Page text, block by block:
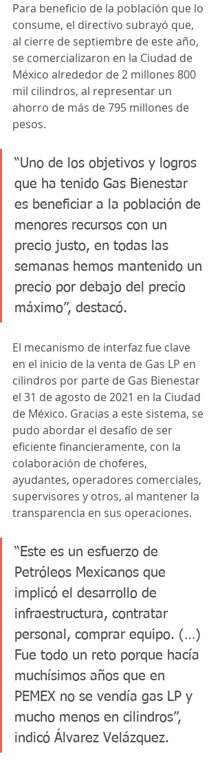
Para beneficio de la población que lo
consume, el directivo subrayó que,
al cierre de septiembre de este año,
se comercializaron en la Ciudad de
México alrededor de 2 millones 800
mil cilindros, al representar un
ahorro de más de 795 millones de
pesos.
“Uno de los objetivos y logros
que ha tenido Gas Bienestar
es beneficiar a la población de
menores recursos con un
precio justo, en todas las
semanas hemos mantenido un
precio por debajo del precio
máximo”, destacó.
El mecanismo de interfaz fue clave
en el inicio de la venta de Gas LP en
cilindros por parte de Gas Bienestar
el 31 de agosto de 2021 en la Ciudad
de México. Gracias a este sistema, se
pudo abordar el desafío de ser
eficiente financieramente, con la
colaboración de choferes,
ayudantes, operadores comerciales,
supervisores y otros, al mantener la
transparencia en sus operaciones.
“Este es un esfuerzo de
Petróleos Mexicanos que
implicó el desarrollo de
infraestructura, contratar
personal, comprar equipo. (…)
Fue todo un reto porque hacía
muchísimos años que en
PEMEX no se vendía gas LP y
mucho menos en cilindros”,
indicó Álvarez Velázquez.